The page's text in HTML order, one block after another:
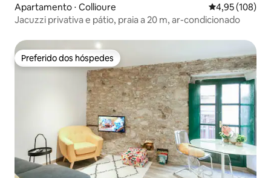
Apartamento ⋅ Collioure 4,95 de uma
4,95 (108)
Jacuzzi privativa e pátio, praia a 20 m, ar-condicionado
Preferido dos hóspedes
Preferido dos hóspedes